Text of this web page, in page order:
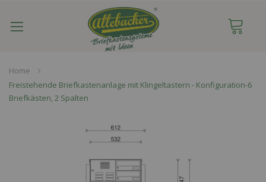
Home
Freistehende Briefkastenanlage mit Klingeltastern - Konfiguration-6
Briefkästen, 2 Spalten